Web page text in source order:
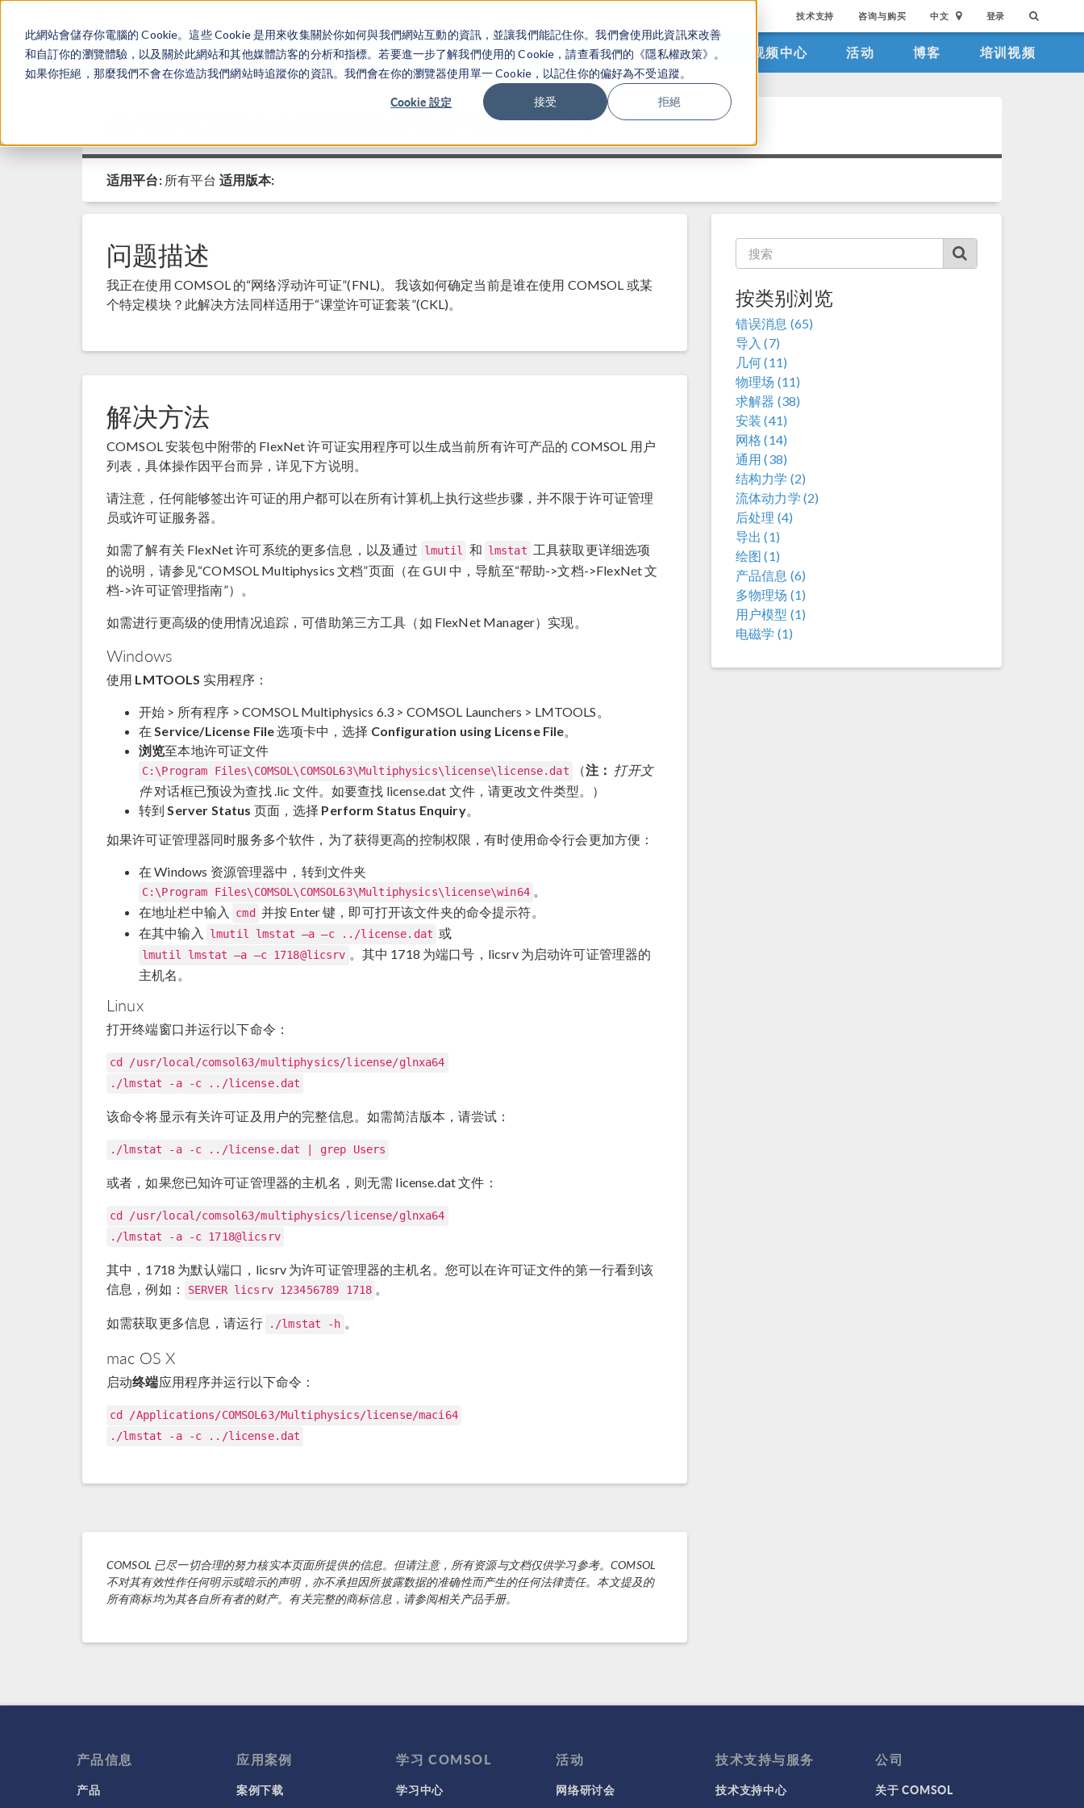
此網站會儲存你電腦的 Cookie。這些 Cookie 是用來收集關於你如何與我們網站互動的資訊，並讓我們能記住你。我們會使用此資訊來改善
和自訂你的瀏覽體驗，以及關於此網站和其他媒體訪客的分析和指標。若要進一步了解我們使用的 Cookie，請查看我們的《隱私權政策》。
如果你拒絕，那麼我們不會在你造訪我們網站時追蹤你的資訊。我們會在你的瀏覽器使用單一 Cookie，以記住你的偏好為不受追蹤。
Cookie 設定 接受 拒絕
技术支持 咨询与购买 中文 登录
产品 行业应用 视频中心 活动 博客 培训视频
如何查看当前正在使用网络浮动许可证的用户？
适用平台: 所有平台 适用版本:
问题描述
我正在使用 COMSOL 的“网络浮动许可证”(FNL)。 我该如何确定当前是谁在使用 COMSOL 或某
个特定模块？此解决方法同样适用于“课堂许可证套装”(CKL)。
解决方法
COMSOL 安装包中附带的 FlexNet 许可证实用程序可以生成当前所有许可产品的 COMSOL 用户
列表，具体操作因平台而异，详见下方说明。
请注意，任何能够签出许可证的用户都可以在所有计算机上执行这些步骤，并不限于许可证管理
员或许可证服务器。
如需了解有关 FlexNet 许可系统的更多信息，以及通过 lmutil 和 lmstat 工具获取更详细选项
的说明，请参见“COMSOL Multiphysics 文档”页面（在 GUI 中，导航至“帮助->文档->FlexNet 文
档->许可证管理指南”）。
如需进行更高级的使用情况追踪，可借助第三方工具（如 FlexNet Manager）实现。
Windows
使用 LMTOOLS 实用程序：
开始 > 所有程序 > COMSOL Multiphysics 6.3 > COMSOL Launchers > LMTOOLS。
在Service/License File选项卡中，选择 Configuration using License File。
浏览至本地许可证文件
C:\Program Files\COMSOL\COMSOL63\Multiphysics\license\license.dat （注： 打开文
件对话框已预设为查找 .lic 文件。如要查找 license.dat 文件，请更改文件类型。）
转到Server Status 页面，选择 Perform Status Enquiry。
如果许可证管理器同时服务多个软件，为了获得更高的控制权限，有时使用命令行会更加方便：
在 Windows 资源管理器中，转到文件夹
C:\Program Files\COMSOL\COMSOL63\Multiphysics\license\win64 。
在地址栏中输入
cmd 并按 Enter 键，即可打开该文件夹的命令提示符。
在其中输入
lmutil lmstat –a –c ../license.dat 或
lmutil lmstat –a –c 1718@licsrv 。其中 1718 为端口号，licsrv 为启动许可证管理器的
主机名。
Linux
打开终端窗口并运行以下命令：
cd /usr/local/comsol63/multiphysics/license/glnxa64
./lmstat -a -c ../license.dat
该命令将显示有关许可证及用户的完整信息。如需简洁版本，请尝试：
./lmstat -a -c ../license.dat | grep Users
或者，如果您已知许可证管理器的主机名，则无需 license.dat 文件：
cd /usr/local/comsol63/multiphysics/license/glnxa64
./lmstat -a -c 1718@licsrv
其中，1718 为默认端口，licsrv 为许可证管理器的主机名。您可以在许可证文件的第一行看到该
信息，例如：
SERVER licsrv 123456789 1718 。
如需获取更多信息，请运行 ./lmstat -h 。
mac OS X
启动终端应用程序并运行以下命令：
cd /Applications/COMSOL63/Multiphysics/license/maci64
./lmstat -a -c ../license.dat
按类别浏览
错误消息 (65)
导入 (7)
几何 (11)
物理场 (11)
求解器 (38)
安装 (41)
网格 (14)
通用 (38)
结构力学 (2)
流体动力学 (2)
后处理 (4)
导出 (1)
绘图 (1)
产品信息 (6)
多物理场 (1)
用户模型 (1)
电磁学 (1)
COMSOL 已尽一切合理的努力核实本页面所提供的信息。但请注意，所有资源与文档仅供学习参考。COMSOL
不对其有效性作任何明示或暗示的声明，亦不承担因所披露数据的准确性而产生的任何法律责任。本文提及的
所有商标均为其各自所有者的财产。有关完整的商标信息，请参阅相关产品手册。
产品信息
产品
应用案例
案例下载
学习 COMSOL
学习中心
活动
网络研讨会
技术支持与服务
技术支持中心
公司
关于 COMSOL